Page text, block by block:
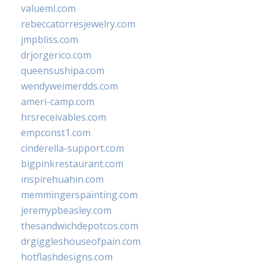
valueml.com
rebeccatorresjewelry.com
jmpbliss.com
drjorgerico.com
queensushipa.com
wendyweimerdds.com
ameri-camp.com
hrsreceivables.com
empconst1.com
cinderella-support.com
bigpinkrestaurant.com
inspirehuahin.com
memmingerspainting.com
jeremypbeasley.com
thesandwichdepotcos.com
drgiggleshouseofpain.com
hotflashdesigns.com